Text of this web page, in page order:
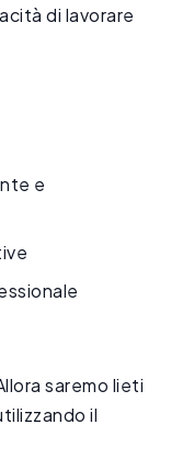
di lavorare
e
saremo lieti
il